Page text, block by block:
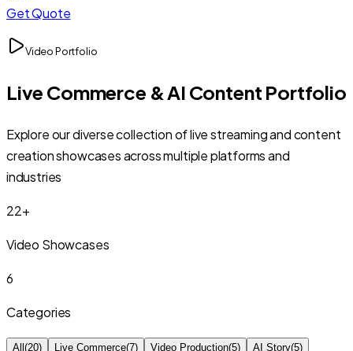
Get Quote
Video Portfolio
Live Commerce & AI Content Portfolio
Explore our diverse collection of live streaming and content
creation showcases across multiple platforms and
industries
22+
Video Showcases
6
Categories
All (20) Live Commerce(7) Video Production(5) AI Story(5)